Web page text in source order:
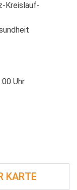
Kreislauf-
Uhr
KARTE